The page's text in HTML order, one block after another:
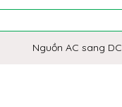
Nguồn AC sang DC